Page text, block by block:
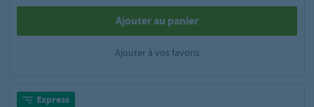
Ajouter au panier
Ajouter à vos favoris
Express